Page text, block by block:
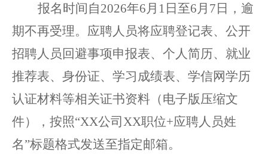
报名时间 自2026年6月 1 日 至6月 7 日，逾
期不再受理。应聘人员将应聘登记表、公开
招聘人员回避事项申报表、 个人简历、就业
推荐表、身份证、学习成绩表、 学信网学历
认证材料等相关证书资料 （电子版压缩文
件） ， 按照“XX公司 XX职位+应聘人员姓
名”标题格式发送至指定邮箱。